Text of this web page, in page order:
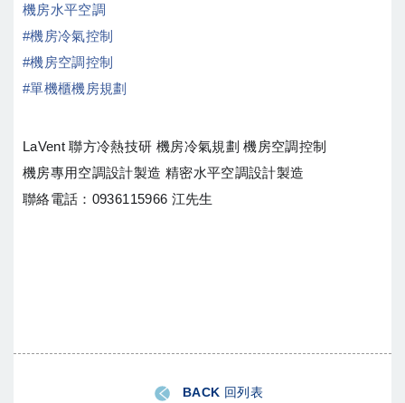
機房水平空調
#機房冷氣控制
#機房空調控制
#單機櫃機房規劃
LaVent 聯方冷熱技研 機房冷氣規劃 機房空調控制
機房專用空調設計製造 精密水平空調設計製造
聯絡電話：0936115966 江先生
BACK 回列表